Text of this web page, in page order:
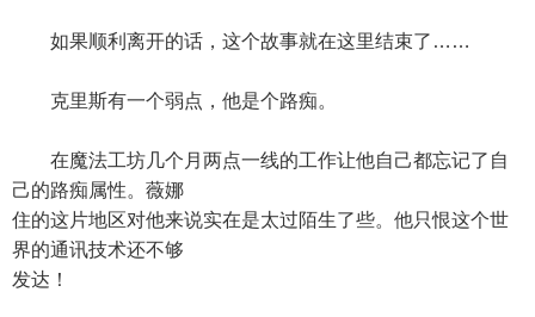
如果顺利离开的话，这个故事就在这里结束了……
克里斯有一个弱点，他是个路痴。
在魔法工坊几个月两点一线的工作让他自己都忘记了自
己的路痴属性。薇娜
住的这片地区对他来说实在是太过陌生了些。他只恨这个世
界的通讯技术还不够
发达！